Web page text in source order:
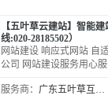
【五叶草云建站】智能
线:020-28185502）
网站建设 响应式网站 自
公司 网站建设服务用心
官网→【点击右上角（阿
服务商： 广东五叶草互联网科技有限公司